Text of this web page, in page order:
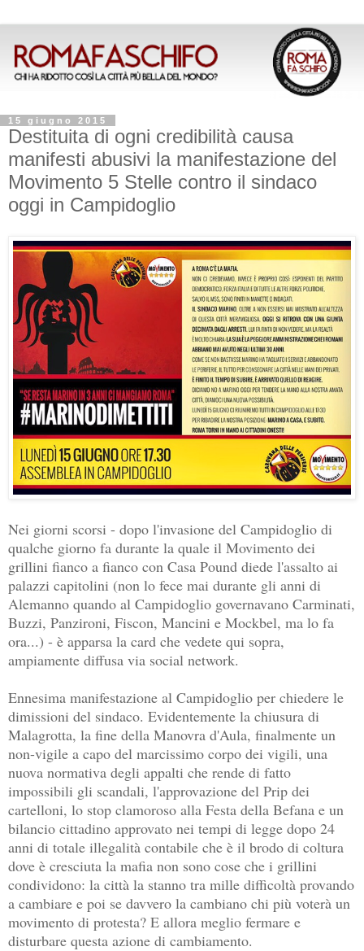
15 giugno 2015
Destituita di ogni credibilità causa
manifesti abusivi la manifestazione del
Movimento 5 Stelle contro il sindaco
oggi in Campidoglio
Nei giorni scorsi - dopo l'invasione del Campidoglio di
qualche giorno fa durante la quale il Movimento dei
grillini fianco a fianco con Casa Pound diede l'assalto ai
palazzi capitolini (non lo fece mai durante gli anni di
Alemanno quando al Campidoglio governavano Carminati,
Buzzi, Panzironi, Fiscon, Mancini e Mockbel, ma lo fa
ora...) - è apparsa la card che vedete qui sopra,
ampiamente diffusa via social network.
Ennesima manifestazione al Campidoglio per chiedere le
dimissioni del sindaco. Evidentemente la chiusura di
Malagrotta, la fine della Manovra d'Aula, finalmente un
non-vigile a capo del marcissimo corpo dei vigili, una
nuova normativa degli appalti che rende di fatto
impossibili gli scandali, l'approvazione del Prip dei
cartelloni, lo stop clamoroso alla Festa della Befana e un
bilancio cittadino approvato nei tempi di legge dopo 24
anni di totale illegalità contabile che è il brodo di coltura
dove è cresciuta la mafia non sono cose che i grillini
condividono: la città la stanno tra mille difficoltà provando
a cambiare e poi se davvero la cambiano chi più voterà un
movimento di protesta? E allora meglio fermare e
disturbare questa azione di cambiamento.